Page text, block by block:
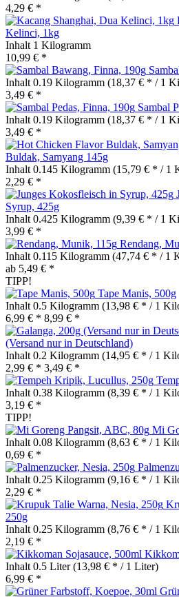
4,29 € *
Kelinci, 1kg
Inhalt 1 Kilogramm
10,99 € *
Inhalt 0.19 Kilogramm (18,37 € * / 1
3,49 € *
Sambal
Inhalt 0.19 Kilogramm (18,37 € * / 1
3,49 € *
Buldak, Samyang 145g
Inhalt 0.145 Kilogramm (15,79 € * / 1
2,29 € *
Syrup, 425g
Inhalt 0.425 Kilogramm (9,39 € * / 1
3,99 € *
Rendang,
Inhalt 0.115 Kilogramm (47,74 € * / 1
ab 5,49 € *
TIPP!
Tape Manis, 500g
Inhalt 0.5 Kilogramm (13,98 € * / 1
6,99 € * 8,99 € *
(Versand nur in Deutschland)
Inhalt 0.2 Kilogramm (14,95 € * / 1
2,99 € * 3,49 € *
Inhalt 0.38 Kilogramm (8,39 € * / 1
3,19 € *
TIPP!
Mi
Inhalt 0.08 Kilogramm (8,63 € * / 1
0,69 € *
Inhalt 0.25 Kilogramm (9,16 € * / 1
2,29 € *
250g
Inhalt 0.25 Kilogramm (8,76 € * / 1
2,19 € *
Inhalt 0.5 Liter(13,98 € * / 1 Liter)
6,99 € *